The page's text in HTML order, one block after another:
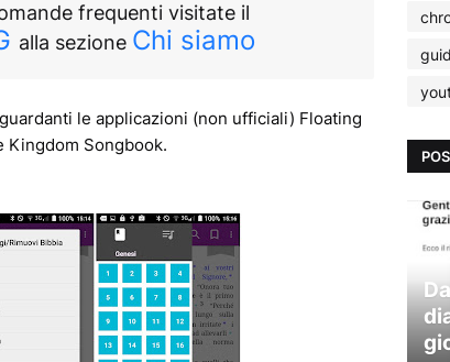
frequenti visitate il
alla sezione Chi siamo
le applicazioni (non ufficiali) Floating
Kingdom Songbook.